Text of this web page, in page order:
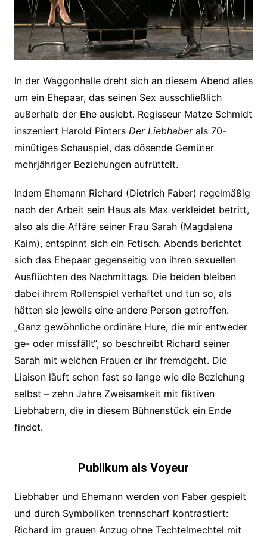
In der Waggonhalle dreht sich an diesem Abend alles
um ein Ehepaar, das seinen Sex ausschließlich
außerhalb der Ehe auslebt. Regisseur Matze Schmidt
inszeniert Harold Pinters Der Liebhaberals 70-
minütiges Schauspiel, das dösende Gemüter
mehrjähriger Beziehungen aufrüttelt.
Indem Ehemann Richard (Dietrich Faber) regelmäßig
nach der Arbeit sein Haus als Max verkleidet betritt,
also als die Affäre seiner Frau Sarah (Magdalena
Kaim), entspinnt sich ein Fetisch. Abends berichtet
sich das Ehepaar gegenseitig von ihren sexuellen
Ausflüchten des Nachmittags. Die beiden bleiben
dabei ihrem Rollenspiel verhaftet und tun so, als
hätten sie jeweils eine andere Person getroffen.
„Ganz gewöhnliche ordinäre Hure, die mir entweder
ge- oder missfällt“, so beschreibt Richard seiner
Sarah mit welchen Frauen er ihr fremdgeht. Die
Liaison läuft schon fast so lange wie die Beziehung
selbst – zehn Jahre Zweisamkeit mit fiktiven
Liebhabern, die in diesem Bühnenstück ein Ende
findet.
Publikum als Voyeur
Liebhaber und Ehemann werden von Faber gespielt
und durch Symboliken trennscharf kontrastiert:
Richard im grauen Anzug ohne Techtelmechtel mit